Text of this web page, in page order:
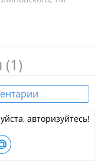
(1)
авторизуйтесь!